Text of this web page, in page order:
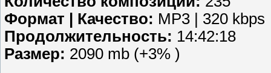
Формат | Качество: MP3 | 320 kbps
Продолжительность: 14:42:18
Размер: 2090 mb (+3% )